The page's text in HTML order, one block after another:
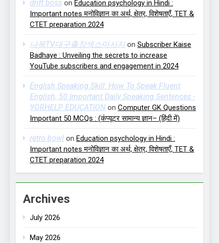
drift boss on Education psychology in Hindi :
Important notes मनोविज्ञान का अर्थ, क्षेत्र, विशेषताएँ, TET &
CTET preparation 2024
나목TV대구출장섹스마사지 on Subscriber Kaise
Badhaye : Unveiling the secrets to increase
YouTube subscribers and engagement in 2024
English Speaking Skill: How To Speak Fluent
English, 50 Important Daily Speaking Sentences -
YORHELP EDUCATION on Computer GK Questions
Important 50 MCQs : (कंप्यूटर सामान्य ज्ञान– (हिंदी में)
retro bowl on Education psychology in Hindi :
Important notes मनोविज्ञान का अर्थ, क्षेत्र, विशेषताएँ, TET &
CTET preparation 2024
Archives
July 2026
May 2026